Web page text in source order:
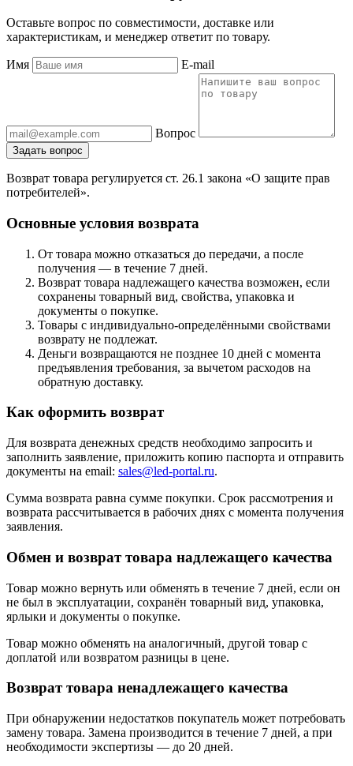
Оставьте вопрос по совместимости, доставке или
характеристикам, и менеджер ответит по товару.
Имя E-mail
Вопрос
Задать вопрос
Возврат товара регулируется ст. 26.1 закона «О защите прав
потребителей».
Основные условия возврата
От товара можно отказаться до передачи, а после
получения — в течение 7 дней.
Возврат товара надлежащего качества возможен, если
сохранены товарный вид, свойства, упаковка и
документы о покупке.
Товары с индивидуально-определёнными свойствами
возврату не подлежат.
Деньги возвращаются не позднее 10 дней с момента
предъявления требования, за вычетом расходов на
обратную доставку.
Как оформить возврат
Для возврата денежных средств необходимо запросить и
заполнить заявление, приложить копию паспорта и отправить
документы на email: sales@led-portal.ru.
Сумма возврата равна сумме покупки. Срок рассмотрения и
возврата рассчитывается в рабочих днях с момента получения
заявления.
Обмен и возврат товара надлежащего качества
Товар можно вернуть или обменять в течение 7 дней, если он
не был в эксплуатации, сохранён товарный вид, упаковка,
ярлыки и документы о покупке.
Товар можно обменять на аналогичный, другой товар с
доплатой или возвратом разницы в цене.
Возврат товара ненадлежащего качества
При обнаружении недостатков покупатель может потребовать
замену товара. Замена производится в течение 7 дней, а при
необходимости экспертизы — до 20 дней.